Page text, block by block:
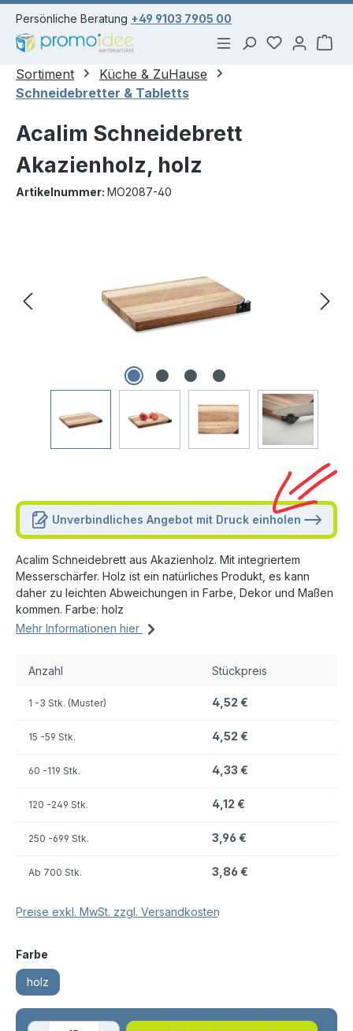
springen
Persönliche Beratung +49 9103 7905 00
Du hast 0
Sortiment
Küche & ZuHause
Schneidebretter & Tabletts
Acalim Schneidebrett
Akazienholz, holz
Artikelnummer: MO2087-40
Unverbindliches Angebot mit Druck einholen
Acalim Schneidebrett aus Akazienholz. Mit integriertem
Messerschärfer. Holz ist ein natürliches Produkt, es kann
daher zu leichten Abweichungen in Farbe, Dekor und Maßen
kommen. Farbe: holz
Mehr Informationen hier
Anzahl Stückpreis
1 -3 Stk. (Muster) 4,52 €
15 -59 Stk. 4,52 €
60 -119 Stk. 4,33 €
120 -249 Stk. 4,12 €
250 -699 Stk. 3,96 €
Ab 700 Stk. 3,86 €
Preise exkl. MwSt. zzgl. Versandkosten
Farbe
holz